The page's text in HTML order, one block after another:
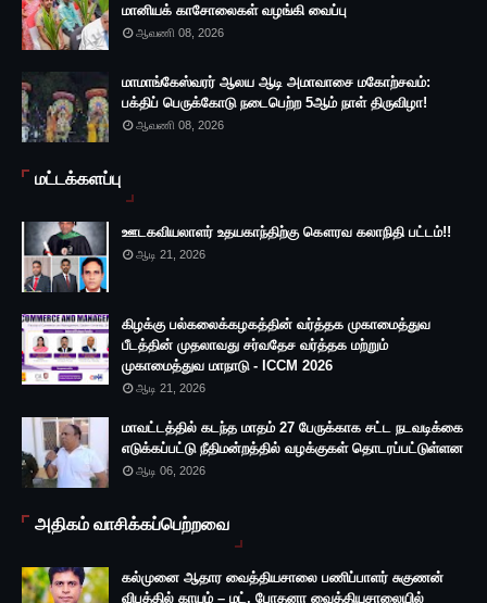
மானியக் காசோலைகள் வழங்கி வைப்பு
ஆவணி 08, 2026
மாமாங்கேஸ்வரர் ஆலய ஆடி அமாவாசை மகோற்சவம்:
பக்திப் பெருக்கோடு நடைபெற்ற 5ஆம் நாள் திருவிழா!
ஆவணி 08, 2026
மட்டக்களப்பு
ஊடகவியலாளர் உதயகாந்திற்கு கௌரவ கலாநிதி பட்டம்!!
ஆடி 21, 2026
கிழக்கு பல்கலைக்கழகத்தின் வர்த்தக முகாமைத்துவ
பீடத்தின் முதலாவது சர்வதேச வர்த்தக மற்றும்
முகாமைத்துவ மாநாடு - ICCM 2026
ஆடி 21, 2026
மாவட்டத்தில் கடந்த மாதம் 27 பேருக்காக சட்ட நடவடிக்கை
எடுக்கப்பட்டு நீதிமன்றத்தில் வழக்குகள் தொடரப்பட்டுள்ளன
ஆடி 06, 2026
அதிகம் வாசிக்கப்பெற்றவை
கல்முனை ஆதார வைத்தியசாலை பணிப்பாளர் சுகுணன்
விபத்தில் காயம் – மட். போதனா வைத்தியசாலையில்